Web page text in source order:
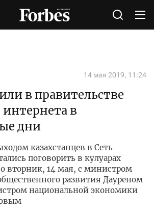
14 мая 2019, 11:24
в правительстве
интернета в
дни
казахстанцев в Сеть
поговорить в кулуарах
вторник, 14 мая, с министром
развития Дауреном
национальной экономики